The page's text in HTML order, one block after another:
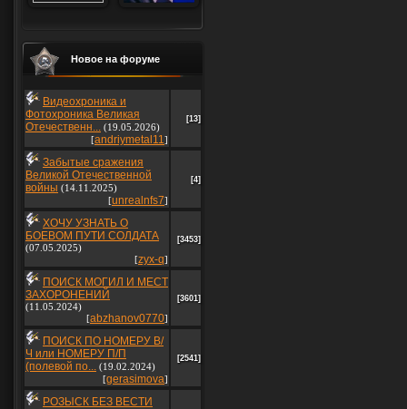
Новое на форуме
Видеохроника и
Фотохроника Великая
Отечественн... (19.05.2026)
[andriymetal11]
[13]
Забытые сражения
Великой Отечественной
войны (14.11.2025)
[unrealnfs7]
[4]
ХОЧУ УЗНАТЬ О
БОЕВОМ ПУТИ СОЛДАТА
(07.05.2025)
[zyx-q]
[3453]
ПОИСК МОГИЛ И МЕСТ
ЗАХОРОНЕНИЙ
(11.05.2024)
[abzhanov0770]
[3601]
ПОИСК ПО НОМЕРУ В/
Ч или НОМЕРУ П/П
(полевой по... (19.02.2024)
[gerasimova]
[2541]
РОЗЫСК БЕЗ ВЕСТИ